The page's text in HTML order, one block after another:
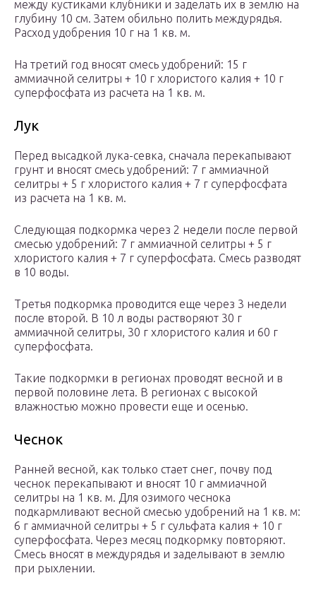
между кустиками клубники и заделать их в землю на
глубину 10 см. Затем обильно полить междурядья.
Расход удобрения 10 г на 1 кв. м.
На третий год вносят смесь удобрений: 15 г
аммиачной селитры + 10 г хлористого калия + 10 г
суперфосфата из расчета на 1 кв. м.
Лук
Перед высадкой лука-севка, сначала перекапывают
грунт и вносят смесь удобрений: 7 г аммиачной
селитры + 5 г хлористого калия + 7 г суперфосфата
из расчета на 1 кв. м.
Следующая подкормка через 2 недели после первой
смесью удобрений: 7 г аммиачной селитры + 5 г
хлористого калия + 7 г суперфосфата. Смесь разводят
в 10 воды.
Третья подкормка проводится еще через 3 недели
после второй. В 10 л воды растворяют 30 г
аммиачной селитры, 30 г хлористого калия и 60 г
суперфосфата.
Такие подкормки в регионах проводят весной и в
первой половине лета. В регионах с высокой
влажностью можно провести еще и осенью.
Чеснок
Ранней весной, как только стает снег, почву под
чеснок перекапывают и вносят 10 г аммиачной
селитры на 1 кв. м. Для озимого чеснока
подкармливают весной смесью удобрений на 1 кв. м:
6 г аммиачной селитры + 5 г сульфата калия + 10 г
суперфосфата. Через месяц подкормку повторяют.
Смесь вносят в междурядья и заделывают в землю
при рыхлении.